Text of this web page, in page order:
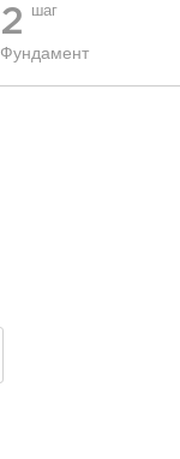
2 шаг
Фундамент